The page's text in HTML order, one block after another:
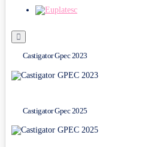
Castigator Gpec 2023
Castigator Gpec 2025